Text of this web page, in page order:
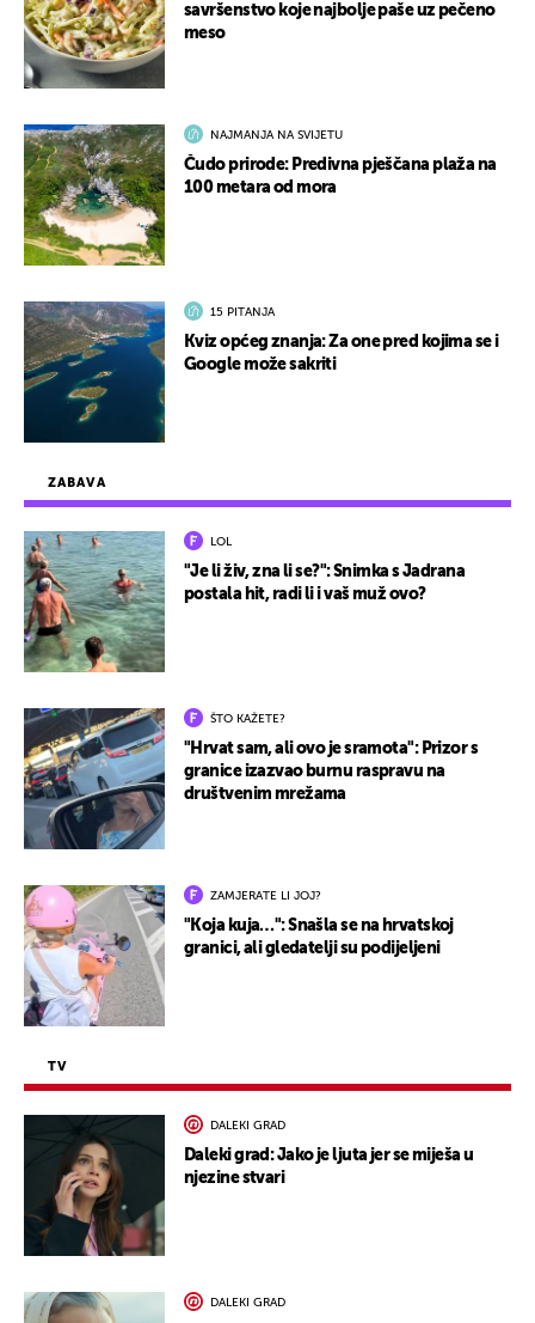
ZABAVA
LOL
"Je li živ, zna li se?": Snimka s Jadrana
postala hit, radi li i vaš muž ovo?
ŠTO KAŽETE?
"Hrvat sam, ali ovo je sramota": Prizor s
granice izazvao burnu raspravu na
društvenim mrežama
ZAMJERATE LI JOJ?
"Koja kuja…": Snašla se na hrvatskoj
granici, ali gledatelji su podijeljeni
TV
DALEKI GRAD
Daleki grad: Jako je ljuta jer se miješa u
njezine stvari
DALEKI GRAD
savršenstvo koje najbolje paše uz pečeno
meso
NAJMANJA NA SVIJETU
Čudo prirode: Predivna pješčana plaža na
100 metara od mora
15 PITANJA
Kviz općeg znanja: Za one pred kojima se i
Google može sakriti